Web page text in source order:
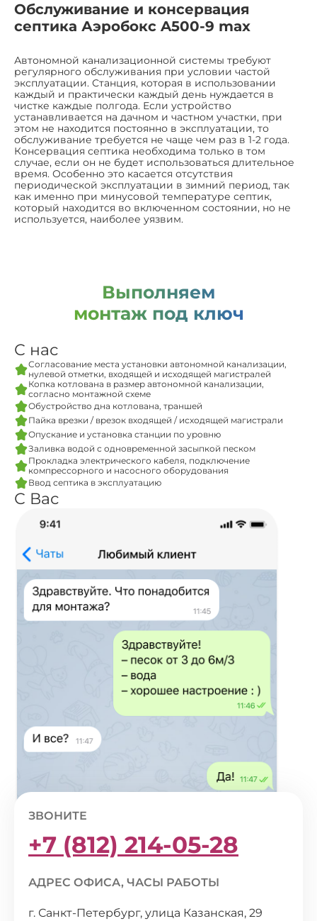
Обслуживание и консервация
септика Аэробокс A500-9 max
Автономной канализационной системы требуют
регулярного обслуживания при условии частой
эксплуатации. Станция, которая в использовании
каждый и практически каждый день нуждается в
чистке каждые полгода. Если устройство
устанавливается на дачном и частном участки, при
этом не находится постоянно в эксплуатации, то
обслуживание требуется не чаще чем раз в 1-2 года.
Консервация септика необходима только в том
случае, если он не будет использоваться длительное
время. Особенно это касается отсутствия
периодической эксплуатации в зимний период, так
как именно при минусовой температуре септик,
который находится во включенном состоянии, но не
используется, наиболее уязвим.
Выполняем
монтаж под ключ
С нас
Согласование места установки автономной канализации,
нулевой отметки, входящей и исходящей магистралей
Копка котлована в размер автономной канализации,
согласно монтажной схеме
Обустройство дна котлована, траншей
Пайка врезки / врезок входящей / исходящей магистрали
Опускание и установка станции по уровню
Заливка водой с одновременной засыпкой песком
Прокладка электрического кабеля, подключение
компрессорного и насосного оборудования
Ввод септика в эксплуатацию
С Вас
ЗВОНИТЕ
+7 (812) 214-05-28
АДРЕС ОФИСА, ЧАСЫ РАБОТЫ
г. Санкт-Петербург, улица Казанская, 29